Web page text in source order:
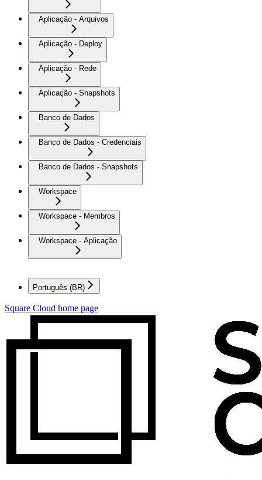
Aplicação - Arquivos
Aplicação - Deploy
Aplicação - Rede
Aplicação - Snapshots
Banco de Dados
Banco de Dados - Credenciais
Banco de Dados - Snapshots
Workspace
Workspace - Membros
Workspace - Aplicação
Português (BR)
Square Cloud home page